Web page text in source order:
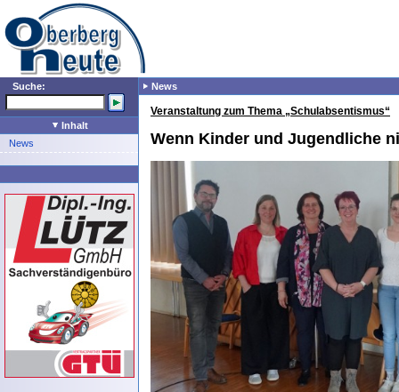
Suche:
Inhalt
News
News
Veranstaltung zum Thema „Schulabsentismus“
Wenn Kinder und Jugendliche